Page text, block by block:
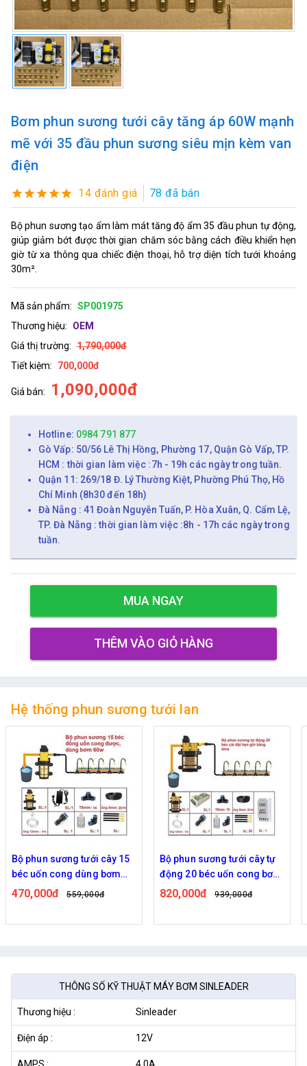
Bơm phun sương tưới cây tăng áp 60W mạnh
mẽ với 35 đầu phun sương siêu mịn kèm van
điện
14 đánh giá 78 đã bán
Bộ phun sương tạo ẩm làm mát tăng độ ẩm 35 đầu phun tự động,
giúp giảm bớt được thời gian chăm sóc bằng cách điều khiển hẹn
giờ từ xa thông qua chiếc điện thoại, hỗ trợ diện tích tưới khoảng
30m².
Mã sản phẩm: SP001975
Thương hiệu:
OEM
Giá thị trường: 1,790,000đ
Tiết kiệm:
700,000đ
Giá bán: 1,090,000đ
Hotline: 0984 791 877
Gò Vấp: 50/56 Lê Thị Hồng, Phường 17, Quận Gò Vấp, TP.
HCM : thời gian làm việc :7h - 19h các ngày trong tuần.
Quận 11: 269/18 Đ. Lý Thường Kiệt, Phường Phú Thọ, Hồ
Chí Minh (8h30 đến 18h)
Đà Nẵng : 41 Đoàn Nguyễn Tuấn, P. Hòa Xuân, Q. Cẩm Lệ,
TP. Đà Nẵng : thời gian làm việc :8h - 17h các ngày trong
tuần.
MUA NGAY
THÊM VÀO GIỎ HÀNG
Hệ thống phun sương tưới lan
Bộ phun sương tưới cây tự
động 20 béc uốn cong bơm
đôi 96w time
820,000đ 939,000đ
Bộ phun sương tưới cây tự
động 20 béc uốn cong bơm
đôi 96w điều khiển bằng
840,000đ 959,000đ
THÔNG SỐ KỸ THUẬT MÁY BƠM SINLEADER
Thương hiệu : Sinleader
Điện áp : 12V
AMPS : 4.0A